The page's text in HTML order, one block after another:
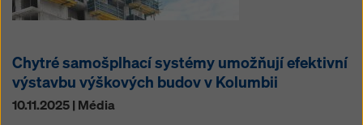
Chytré samošplhací systémy umožňují efektivní
výstavbu výškových budov v Kolumbii
10.11.2025 | Média